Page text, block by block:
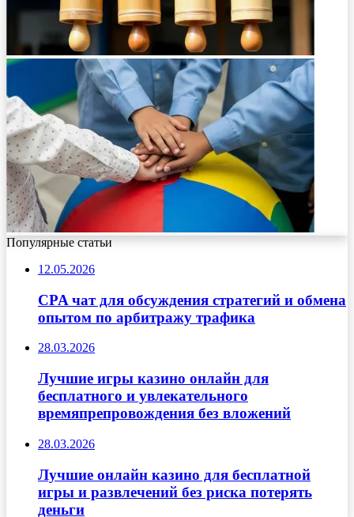
Популярные статьи
12.05.2026
CPA чат для обсуждения стратегий и обмена
опытом по арбитражу трафика
28.03.2026
Лучшие игры казино онлайн для
бесплатного и увлекательного
времяпрепровождения без вложений
28.03.2026
Лучшие онлайн казино для бесплатной
игры и развлечений без риска потерять
деньги